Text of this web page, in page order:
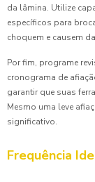
da lâmina. Utilize
específicos para
choquem e causem
Por fim, programe
cronograma de
garantir que suas
Mesmo uma leve
significativo.
Frequência